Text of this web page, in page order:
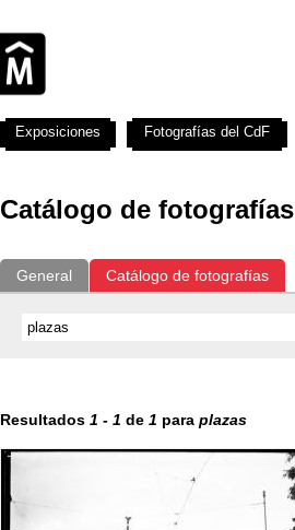
Catálogo de fotografías
General Catálogo de fotografías
Resultados 1 - 1 de 1 para plazas
Exposiciones Fotografías del CdF